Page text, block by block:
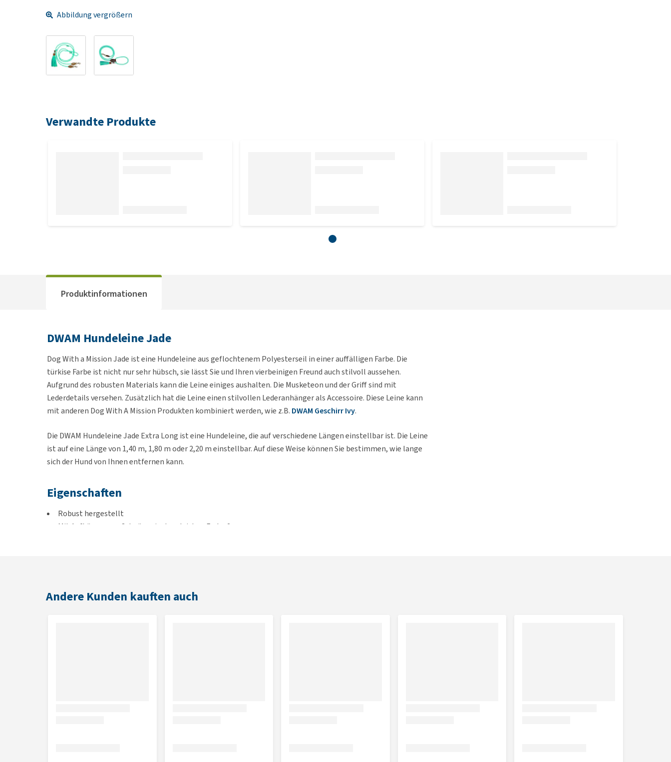
Abbildung vergrößern
Verwandte Produkte
Produktinformationen
DWAM Hundeleine Jade
Dog With a Mission Jade ist eine Hundeleine aus geflochtenem Polyesterseil in einer auffälligen Farbe. Die
türkise Farbe ist nicht nur sehr hübsch, sie lässt Sie und Ihren vierbeinigen Freund auch stilvoll aussehen.
Aufgrund des robusten Materials kann die Leine einiges aushalten. Die Musketeon und der Griff sind mit
Lederdetails versehen. Zusätzlich hat die Leine einen stilvollen Lederanhänger als Accessoire. Diese Leine kann
mit anderen Dog With A Mission Produkten kombiniert werden, wie z.B. DWAM Geschirr Ivy.
Die DWAM Hundeleine Jade Extra Long ist eine Hundeleine, die auf verschiedene Längen einstellbar ist. Die Leine
ist auf eine Länge von 1,40 m, 1,80 m oder 2,20 m einstellbar. Auf diese Weise können Sie bestimmen, wie lange
sich der Hund von Ihnen entfernen kann.
Eigenschaften
Robust hergestellt
Mit Aufhänger aus Schnüren in der gleichen Farbe 2
Andere Kunden kauften auch